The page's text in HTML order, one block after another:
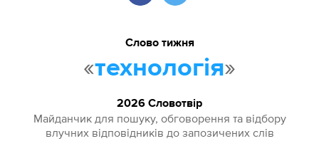
Слово тижня
«технологія»
2026 Словотвір
Майданчик для пошуку, обговорення та відбору
влучних відповідників до запозичених слів